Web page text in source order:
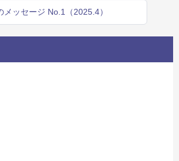
メッセージ No.1（2025.4）